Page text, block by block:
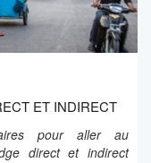
ET INDIRECT
pour aller au
direct et indirect